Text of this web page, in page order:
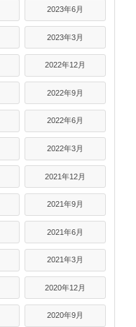
2023年6月
2023年3月
2022年12月
2022年9月
2022年6月
2022年3月
2021年12月
2021年9月
2021年6月
2021年3月
2020年12月
2020年9月